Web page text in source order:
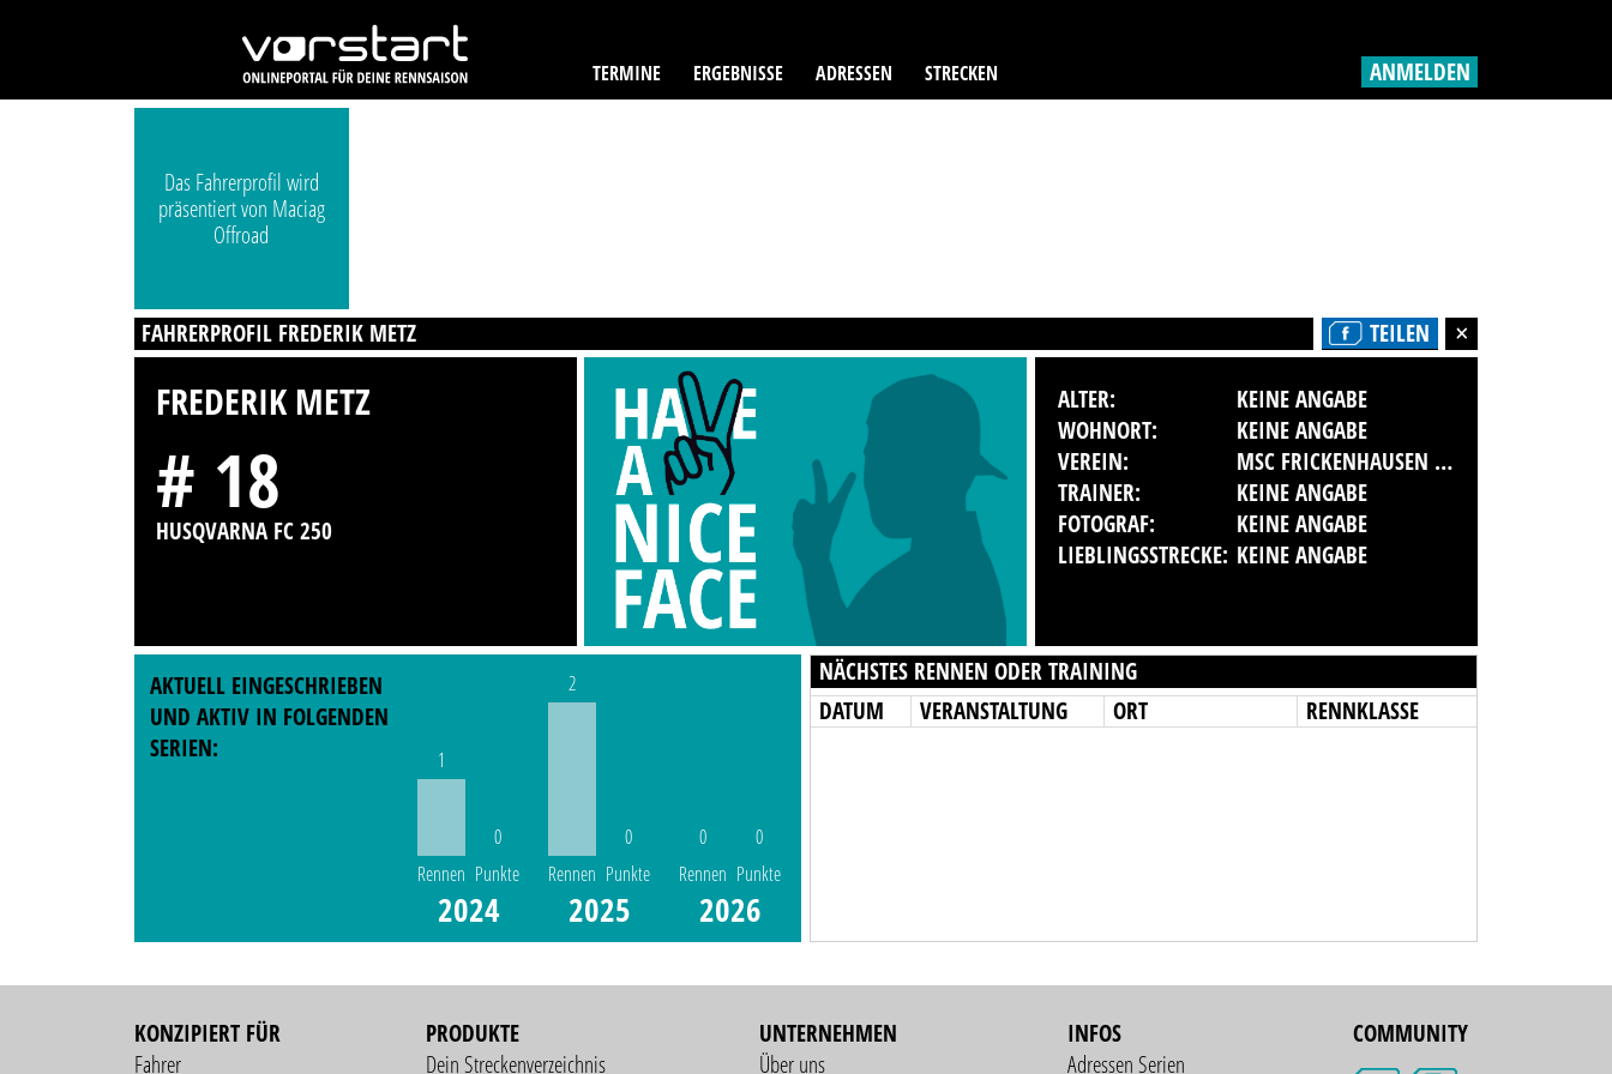
TERMINE ERGEBNISSE ADRESSEN STRECKEN ANMELDEN
Das Fahrerprofil wird
präsentiert von Maciag
Offroad
FAHRERPROFIL FREDERIK METZ TEILEN
FREDERIK METZ
# 18
HUSQVARNA FC 250
ALTER:
KEINE ANGABE
WOHNORT:
KEINE ANGABE
VEREIN:
MSC FRICKENHAUSEN E. V. IM ADAC
TRAINER:
KEINE ANGABE
FOTOGRAF:
KEINE ANGABE
LIEBLINGSSTRECKE: KEINE ANGABE
AKTUELL EINGESCHRIEBEN
UND AKTIV IN FOLGENDEN
SERIEN:
1
Rennen
0
Punkte
2024
2
Rennen
0
Punkte
2025
0
Rennen
0
Punkte
2026
NÄCHSTES RENNEN ODER TRAINING
DATUM
VERANSTALTUNG ORT RENNKLASSE
KONZIPIERT FÜR
Fahrer
PRODUKTE
Dein Streckenverzeichnis
UNTERNEHMEN
Über uns
INFOS
Adressen Serien
COMMUNITY